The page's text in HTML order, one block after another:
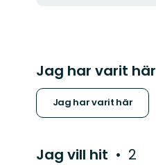
Jag har varit här
Jag har varit här
Jag vill hit 2